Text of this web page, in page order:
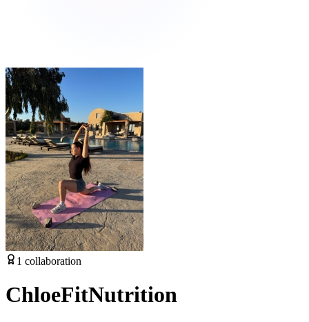
1 collaboration
ChloeFitNutrition